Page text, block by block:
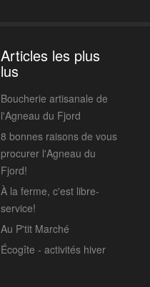
Articles les plus
lus
Boucherie artisanale de
l'Agneau du Fjord
8 bonnes raisons de vous
procurer l'Agneau du
Fjord!
À la ferme, c'est libre-
service!
Au P'tit Marché
Écogîte - activités hiver